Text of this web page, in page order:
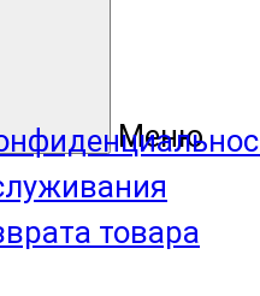
Меню
товара